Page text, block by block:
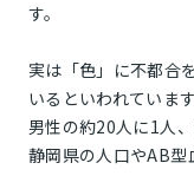
す。
実は「色」に不都合
いるといわれています
男性の約20人に1人
静岡県の人口やAB型